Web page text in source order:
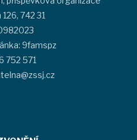
742 31
9famspz
752 571